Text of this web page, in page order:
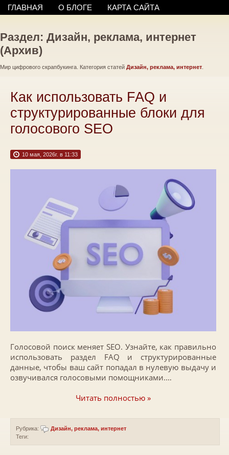
ГЛАВНАЯ О БЛОГЕ КАРТА САЙТА
Раздел: Дизайн, реклама, интернет
(Архив)
Мир цифрового скрапбукинга. Категория статей Дизайн, реклама, интернет
Как использовать FAQ и
структурированные блоки для
голосового SEO
10 мая, 2026г. в 11:33
Голосовой поиск меняет SEO. Узнайте, как правильно
использовать раздел FAQ и структурированные
данные, чтобы ваш сайт попадал в нулевую выдачу и
озвучивался голосовыми помощниками.…
Читать полностью »
Рубрика:
Дизайн, реклама, интернет
Теги: